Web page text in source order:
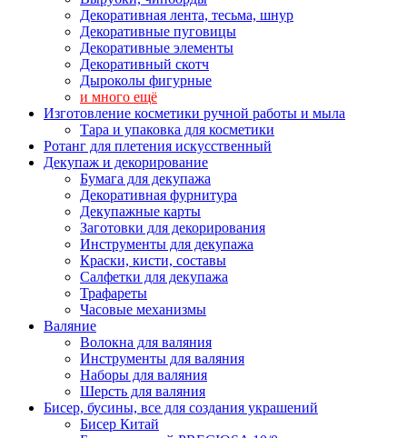
Декоративная лента, тесьма, шнур
Декоративные пуговицы
Декоративные элементы
Декоративный скотч
Дыроколы фигурные
и много ещё
Изготовление косметики ручной работы и мыла
Тара и упаковка для косметики
Ротанг для плетения искусственный
Декупаж и декорирование
Бумага для декупажа
Декоративная фурнитура
Декупажные карты
Заготовки для декорирования
Инструменты для декупажа
Краски, кисти, составы
Салфетки для декупажа
Трафареты
Часовые механизмы
Валяние
Волокна для валяния
Инструменты для валяния
Наборы для валяния
Шерсть для валяния
Бисер, бусины, все для создания украшений
Бисер Китай